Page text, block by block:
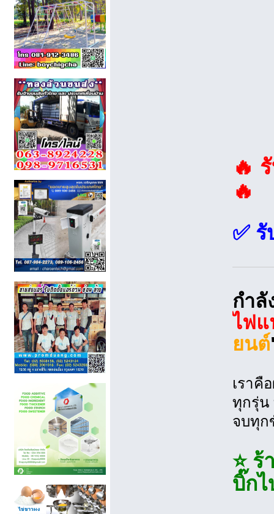
🔥
🔥
✅
กำลั
ไฟ
ยนต์
เราคื
ทุกรุ่น
จบทุก
⭐
บิ๊ก